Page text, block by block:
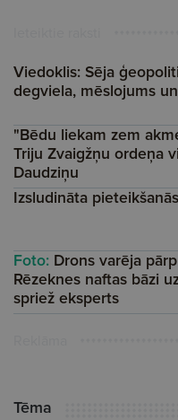
Viedoklis: Sēja
degviela, mēslojums
"Bēdu liekam zem
Triju Zvaigžņu ordeņa
Daudziņu
Izsludināta
Foto: Drons varēja
Rēzeknes naftas bāzi
spriež eksperts
Tēma